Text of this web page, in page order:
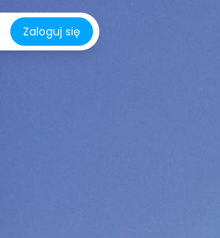
Zaloguj się